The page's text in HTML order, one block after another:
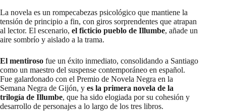
La novela es un rompecabezas psicológico que mantiene la
tensión de principio a fin, con giros sorprendentes que atrapan
al lector. El escenario, el ficticio pueblo de Illumbe, añade un
aire sombrío y aislado a la trama.
El mentiroso fue un éxito inmediato, consolidando a Santiago
como un maestro del suspense contemporáneo en español.
Fue galardonado con el Premio de Novela Negra en la
Semana Negra de Gijón, y es la primera novela de la
trilogía de Illumbe, que ha sido elogiada por su cohesión y
desarrollo de personajes a lo largo de los tres libros.